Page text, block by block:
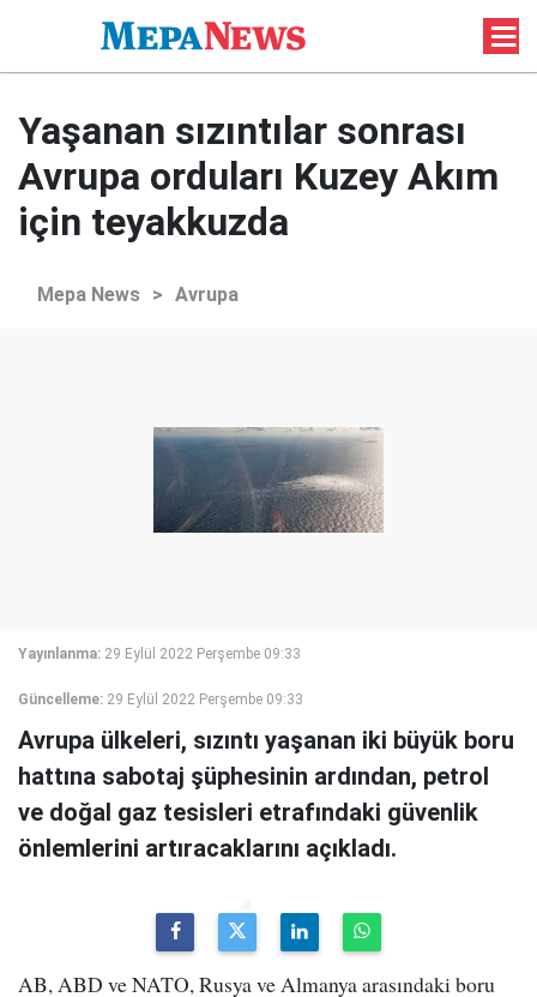
Yaşanan sızıntılar sonrası
Avrupa orduları Kuzey Akım
için teyakkuzda
Mepa News > Avrupa
Yayınlanma: 29 Eylül 2022 Perşembe 09:33
Güncelleme: 29 Eylül 2022 Perşembe 09:33
Avrupa ülkeleri, sızıntı yaşanan iki büyük boru
hattına sabotaj şüphesinin ardından, petrol
ve doğal gaz tesisleri etrafındaki güvenlik
önlemlerini artıracaklarını açıkladı.
AB, ABD ve NATO, Rusya ve Almanya arasındaki boru